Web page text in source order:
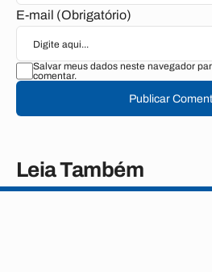
E-mail (Obrigatório)
Salvar meus dados neste navegador
comentar.
Publicar
Leia Também